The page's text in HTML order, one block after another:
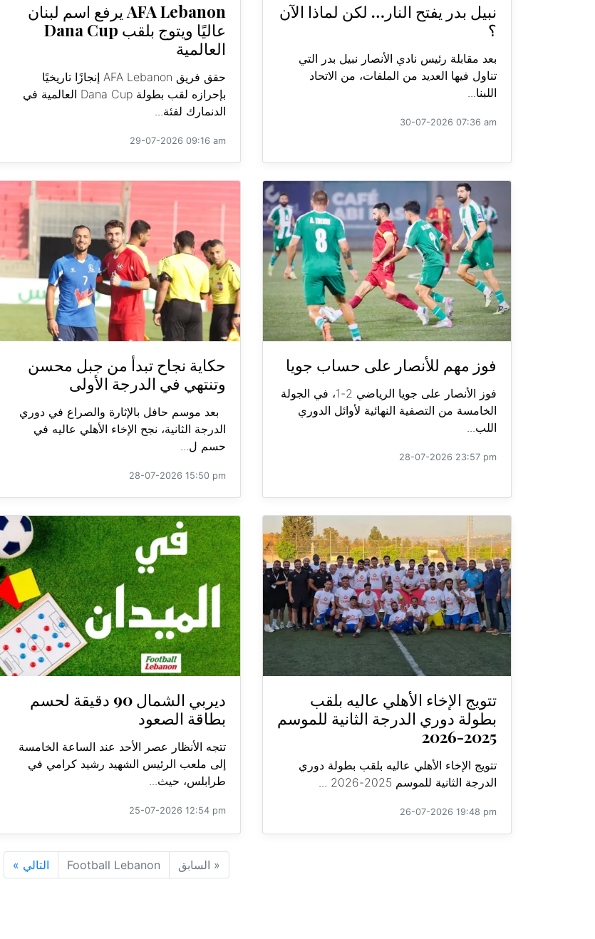
نبيل بدر يفتح النار… لكن لماذا الآن
؟
بعد مقابلة رئيس نادي الأنصار نبيل بدر التي
تناول فيها العديد من الملفات، من الاتحاد
اللبنا...
30-07-2026 07:36 am
AFA Lebanon يرفع اسم لبنان
عاليًا ويتوج بلقب Dana Cup
العالمية
حقق فريق AFA Lebanon إنجازًا تاريخيًا
بإحرازه لقب بطولة Dana Cup العالمية في
الدنمارك لفئة...
29-07-2026 09:16 am
فوز مهم للأنصار على حساب جويا
فوز الأنصار على جويا الرياضي 2-1، في الجولة
الخامسة من التصفية النهائية لأوائل الدوري
اللب...
28-07-2026 23:57 pm
حكاية نجاح تبدأ من جبل محسن
وتنتهي في الدرجة الأولى
بعد موسم حافل بالإثارة والصراع في دوري
الدرجة الثانية، نجح الإخاء الأهلي عاليه في
حسم ل...
28-07-2026 15:50 pm
تتويج الإخاء الأهلي عاليه بلقب
بطولة دوري الدرجة الثانية للموسم
2025-2026
تتويج الإخاء الأهلي عاليه بلقب بطولة دوري
الدرجة الثانية للموسم 2025-2026 ...
26-07-2026 19:48 pm
ديربي الشمال 90 دقيقة لحسم
بطاقة الصعود
تتجه الأنظار عصر الأحد عند الساعة الخامسة
إلى ملعب الرئيس الشهيد رشيد كرامي في
طرابلس، حيث...
25-07-2026 12:54 pm
« السابق Football Lebanon التالي »